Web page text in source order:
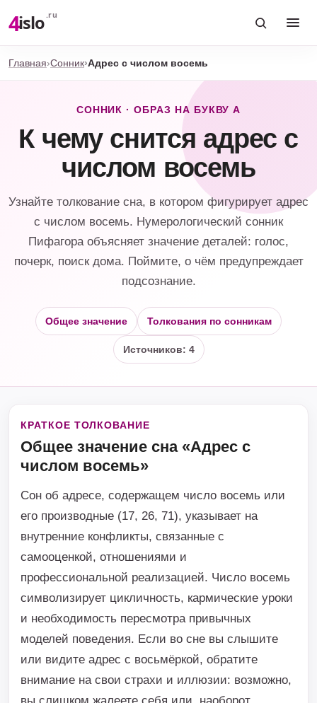
4islo .ru
Главная Сонник Адрес с числом восемь
СОННИК · ОБРАЗ НА БУКВУ А
К чему снится адрес с
числом восемь
Узнайте толкование сна, в котором фигурирует адрес
с числом восемь. Нумерологический сонник
Пифагора объясняет значение деталей: голос,
почерк, поиск дома. Поймите, о чём предупреждает
подсознание.
Общее значение Толкования по сонникам
Источников: 4
КРАТКОЕ ТОЛКОВАНИЕ
Общее значение сна «Адрес с
числом восемь»
Сон об адресе, содержащем число восемь или
его производные (17, 26, 71), указывает на
внутренние конфликты, связанные с
самооценкой, отношениями и
профессиональной реализацией. Число восемь
символизирует цикличность, кармические уроки
и необходимость пересмотра привычных
моделей поведения. Если во сне вы слышите
или видите адрес с восьмёркой, обратите
внимание на свои страхи и иллюзии: возможно,
вы слишком жалеете себя или, наоборот,